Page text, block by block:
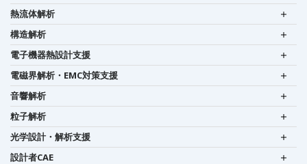
熱流体解析
構造解析
電子機器熱設計支援
電磁界解析・EMC対策支援
音響解析
粒子解析
光学設計・解析支援
設計者CAE